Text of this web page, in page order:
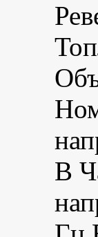
В